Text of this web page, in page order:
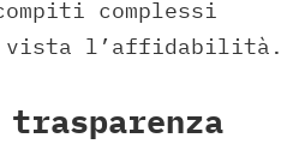
complessi
vista l’affidabilità.